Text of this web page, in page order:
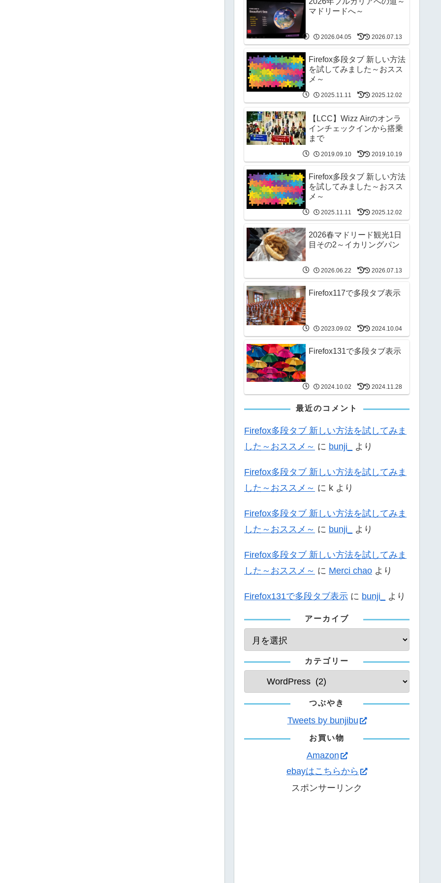
マドリードへ～
2026.04.05 2026.07.13
Firefox多段タブ 新しい方法
を試してみました～おスス
メ～
2025.11.11 2025.12.02
【LCC】Wizz Airのオンラ
インチェックインから搭乗
まで
2019.09.10 2019.10.19
Firefox多段タブ 新しい方法
を試してみました～おスス
メ～
2025.11.11 2025.12.02
2026春マドリード観光1日
目その2～イカリングパン
2026.06.22 2026.07.13
Firefox117で多段タブ表示
2023.09.02 2024.10.04
Firefox131で多段タブ表示
2024.10.02 2024.11.28
最近のコメント
Firefox多段タブ 新しい方法を試してみま
した～おススメ～ に bunji_ より
Firefox多段タブ 新しい方法を試してみま
した～おススメ～ に k より
Firefox多段タブ 新しい方法を試してみま
した～おススメ～ に bunji_ より
Firefox多段タブ 新しい方法を試してみま
した～おススメ～ に Merci chao より
Firefox131で多段タブ表示 に bunji_ より
アーカイブ
カテゴリー
つぶやき
Tweets by bunjibu
お買い物
Amazon
ebayはこちらから
スポンサーリンク